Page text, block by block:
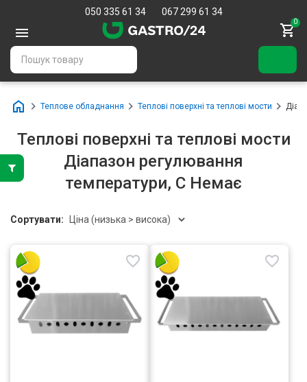
050 335 61 34 067 299 61 34
0
Теплове обладнання Теплові поверхні та теплові мости
Теплові поверхні та теплові мости
Діапазон регулювання
температури, С Немає
Сортувати: